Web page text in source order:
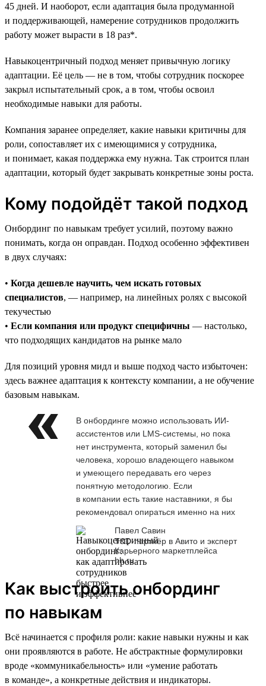
45 дней. И наоборот, если адаптация была продуманной
и поддерживающей, намерение сотрудников продолжить
работу может вырасти в 18 раз*.
Навыкоцентричный подход меняет привычную логику
адаптации. Её цель — не в том, чтобы сотрудник поскорее
закрыл испытательный срок, а в том, чтобы освоил
необходимые навыки для работы.
Компания заранее определяет, какие навыки критичны для
роли, сопоставляет их с имеющимися у сотрудника,
и понимает, какая поддержка ему нужна. Так строится план
адаптации, который будет закрывать конкретные зоны роста.
Кому подойдёт такой подход
Онбординг по навыкам требует усилий, поэтому важно
понимать, когда он оправдан. Подход особенно эффективен
в двух случаях:
• Когда дешевле научить, чем искать готовых
специалистов, — например, на линейных ролях с высокой
текучестью
• Если компания или продукт специфичны — настолько,
что подходящих кандидатов на рынке мало
Для позиций уровня мидл и выше подход часто избыточен:
здесь важнее адаптация к контексту компании, а не обучение
базовым навыкам.
В онбординге можно использовать ИИ-
ассистентов или LMS-системы, но пока
нет инструмента, который заменил бы
человека, хорошо владеющего навыком
и умеющего передавать его через
понятную методологию. Если
в компании есть такие наставники, я бы
рекомендовал опираться именно на них
Павел Савин
T&D-партнёр в Авито и эксперт
Карьерного маркетплейса
hh.ru
Как выстроить онбординг
по навыкам
Всё начинается с профиля роли: какие навыки нужны и как
они проявляются в работе. Не абстрактные формулировки
вроде «коммуникабельность» или «умение работать
в команде», а конкретные действия и индикаторы.